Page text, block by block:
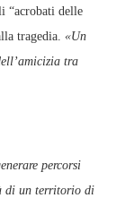
“acrobati delle
tragedia. «Un
tra
percorsi
di un territorio di